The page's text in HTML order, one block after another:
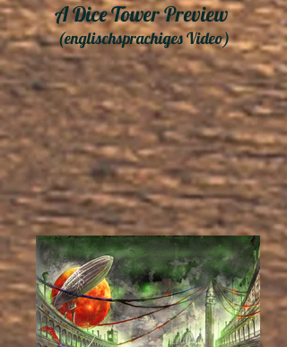
A Dice Tower Preview
(englischsprachiges Video)